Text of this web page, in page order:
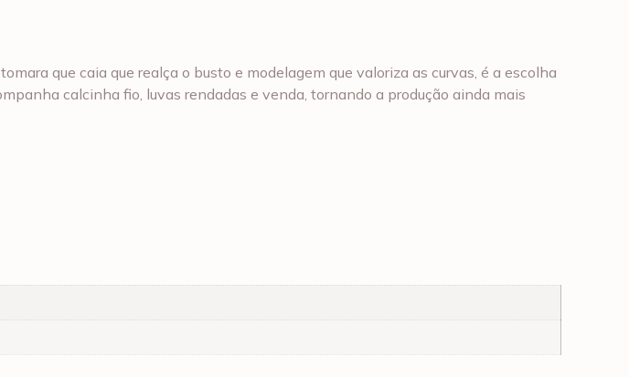
que caia que realça o busto e modelagem que valoriza as curvas, é a escolha
calcinha fio, luvas rendadas e venda, tornando a produção ainda mais